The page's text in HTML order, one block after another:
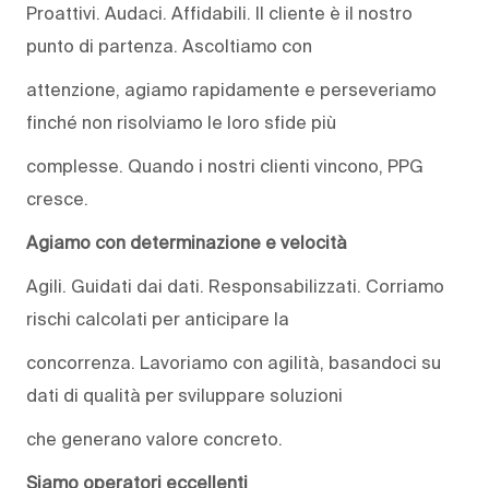
Proattivi. Audaci. Affidabili. Il cliente è il nostro
punto di partenza. Ascoltiamo con
attenzione, agiamo rapidamente e perseveriamo
finché non risolviamo le loro sfide più
complesse. Quando i nostri clienti vincono, PPG
cresce.
Agiamo con determinazione e velocità
Agili. Guidati dai dati. Responsabilizzati. Corriamo
rischi calcolati per anticipare la
concorrenza. Lavoriamo con agilità, basandoci su
dati di qualità per sviluppare soluzioni
che generano valore concreto.
Siamo operatori eccellenti